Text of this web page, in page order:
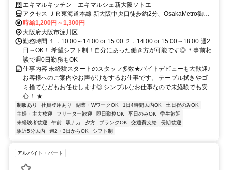
ュー応援♪
エキマルキッチン エキマルシェ新大阪ソトエ
アクセス ＪＲ東海道本線 新大阪中央口徒歩約2分、OsakaMetro御堂
筋線 新大阪中央口徒歩約2分、ＪＲおおさか東線/ＪＲ関西本線〔大和
路線〕 新大阪中央口徒歩約2分
時給1,200円～1,300円
大阪府大阪市淀川区
勤務時間 １．10:00～14:00 or 15:00 ２．14:00 or 15:00～18:00 週2
日～OK！ 希望シフト制！自分にあった働き方が可能です◎ ＊事前相
談で週0日勤務もOK
仕事内容 未経験スタートのスタッフ多数★バイトデビューも大歓迎♪
お客様へのご案内やお声がけをするお仕事です。 テーブル拭きやゴ
ミ捨てなどもお任せします◎ シンプルなお仕事なので未経験でも安
心！ ★...
制服あり 社員登用あり 副業・WワークOK 1日4時間以内OK
土日祝のみOK
主婦・主夫歓迎
フリーター歓迎 即日勤務OK 平日のみOK
学生歓迎
未経験者歓迎
午前 駅ナカ 夕方 ブランクOK 交通費支給
長期歓迎
駅近5分以内
週2・3日からOK シフト制
アルバイト・パート